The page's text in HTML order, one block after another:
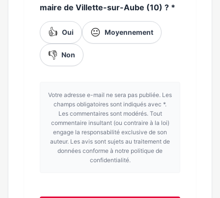
maire de Villette-sur-Aube (10) ? *
👍 Oui 😐 Moyennement
👎 Non
Votre adresse e-mail ne sera pas publiée. Les
champs obligatoires sont indiqués avec *.
Les commentaires sont modérés. Tout
commentaire insultant (ou contraire à la loi)
engage la responsabilité exclusive de son
auteur. Les avis sont sujets au traitement de
données conforme à notre politique de
confidentialité.